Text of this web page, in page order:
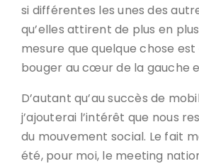
si différentes les unes des
qu’elles attirent de plus en
mesure que quelque chose
bouger au cœur de la gauche
D’autant qu’au succès de
j’ajouterai l’intérêt que nous
du mouvement social. Le fait
été, pour moi, le meeting